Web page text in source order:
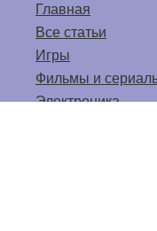
Главная
Все статьи
Игры
Фильмы и
Электроника